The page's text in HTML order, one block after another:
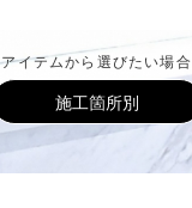
アイテムから選びたい場合
施工箇所別